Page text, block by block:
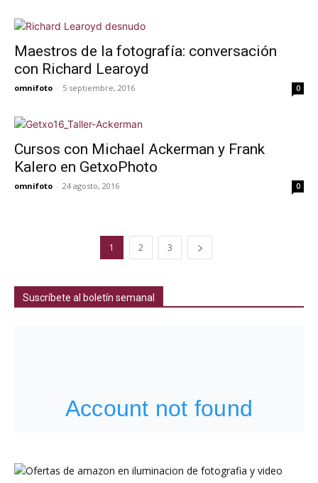
Maestros de la fotografía: conversación
con Richard Learoyd
omnifoto - 5 septiembre, 2016 0
Cursos con Michael Ackerman y Frank
Kalero en GetxoPhoto
omnifoto - 24 agosto, 2016 0
1 2 3
Suscríbete al boletín semanal